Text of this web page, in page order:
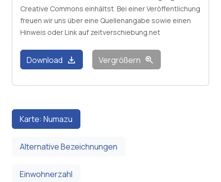
Creative Commons einhältst. Bei einer Veröffentlichung
freuen wir uns über eine Quellenangabe sowie einen
Hinweis oder Link auf zeitverschiebung.net
Download download Vergrößern zoom_in
Karte: Numazu
Alternative Bezeichnungen
Einwohnerzahl